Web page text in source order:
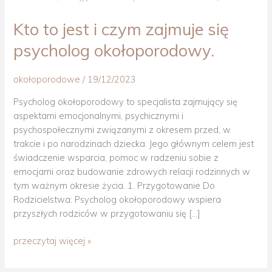
Kto to jest i czym zajmuje się
psycholog okołoporodowy.
okołoporodowe / 19/12/2023
Psycholog okołoporodowy to specjalista zajmujący się
aspektami emocjonalnymi, psychicznymi i
psychospołecznymi związanymi z okresem przed, w
trakcie i po narodzinach dziecka. Jego głównym celem jest
świadczenie wsparcia, pomoc w radzeniu sobie z
emocjami oraz budowanie zdrowych relacji rodzinnych w
tym ważnym okresie życia. 1. Przygotowanie Do
Rodzicielstwa: Psycholog okołoporodowy wspiera
przyszłych rodziców w przygotowaniu się […]
Kto
to
jest
czym
się
psycholog
okołoporodowy.
przeczytaj więcej »